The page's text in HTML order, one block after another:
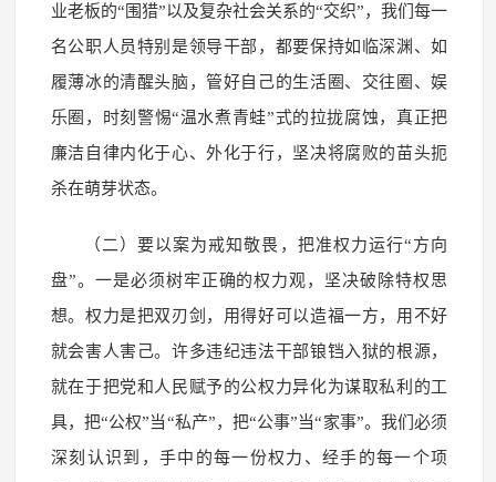
业老板的“围猎”以及复杂社会关系的“交织”，我们每一
名公职人员特别是领导干部，都要保持如临深渊、如
履薄冰的清醒头脑，管好自己的生活圈、交往圈、娱
乐圈，时刻警惕“温水煮青蛙”式的拉拢腐蚀，真正把
廉洁自律内化于心、外化于行，坚决将腐败的苗头扼
杀在萌芽状态。
（二）要以案为戒知敬畏，把准权力运行“方向
盘”。一是必须树牢正确的权力观，坚决破除特权思
想。权力是把双刃剑，用得好可以造福一方，用不好
就会害人害己。许多违纪违法干部锒铛入狱的根源，
就在于把党和人民赋予的公权力异化为谋取私利的工
具，把“公权”当“私产”，把“公事”当“家事”。我们必须
深刻认识到，手中的每一份权力、经手的每一个项